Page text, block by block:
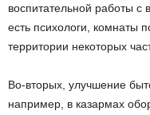
воспитательной работы
есть психологи, комнаты
территории некоторых
Во-вторых, улучшение
например, в казармах